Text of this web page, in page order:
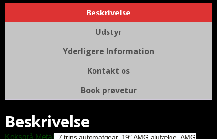
Beskrivelse
Udstyr
Yderligere Information
Kontakt os
Book prøvetur
Beskrivelse
Koksgrå Metal
, 7 trins automatgear, 19″ AMG alufælge, AMG